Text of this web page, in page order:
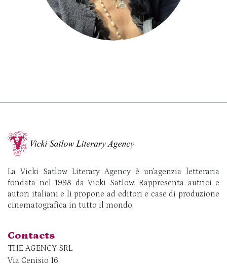
La Vicki Satlow Literary Agency è un’agenzia letteraria
fondata nel 1998 da Vicki Satlow. Rappresenta autrici e
autori italiani e li propone ad editori e case di produzione
cinematografica in tutto il mondo.
Contacts
THE AGENCY SRL
Via Cenisio 16